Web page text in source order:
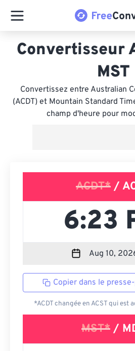
Convertisseur
MST
Convertissez entre Australian
(ACDT) et Mountain Standard
champ d'heure pour
ACDT* /
Copier dans le
*ACDT changée en ACST qui est
MST*/